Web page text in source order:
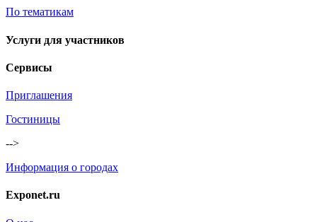
По тематикам
Услуги для участников
Сервисы
Приглашения
Гостиницы
-->
Информация о городах
Exponet.ru